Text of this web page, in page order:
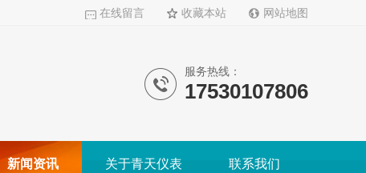
在线留言 收藏本站 网站地图
服务热线：
17530107806
新闻资讯 关于青天仪表 联系我们